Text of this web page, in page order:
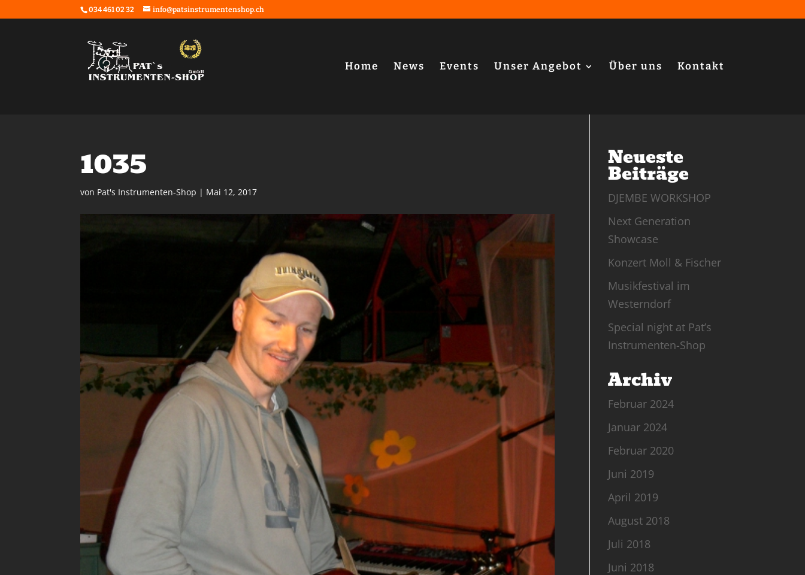
034 461 02 32 info@patsinstrumentenshop.ch
Home News Events Unser Angebot Über uns Kontakt
1035
von Pat's Instrumenten-Shop | Mai 12, 2017
Neueste
Beiträge
DJEMBE WORKSHOP
Next Generation
Showcase
Konzert Moll & Fischer
Musikfestival im
Westerndorf
Special night at Pat’s
Instrumenten-Shop
Archiv
Februar 2024
Januar 2024
Februar 2020
Juni 2019
April 2019
August 2018
Juli 2018
Juni 2018